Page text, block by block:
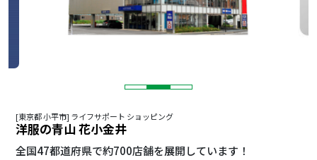
[東京都 小平市] ライフサポート ショッピング
洋服の青山 花小金井
全国47都道府県で約700店舗を展開しています！